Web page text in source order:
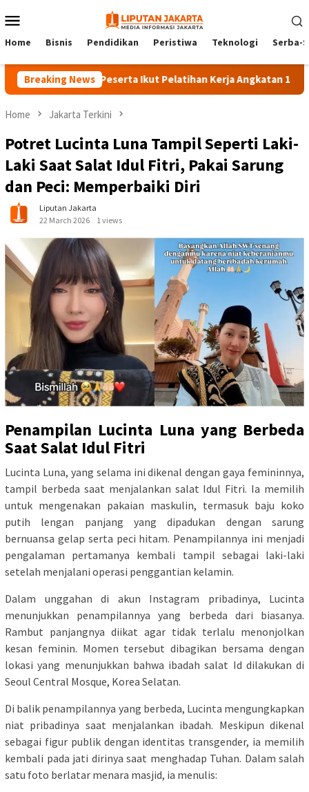
to
Menu
Home Bisnis Pendidikan Peristiwa Teknologi Serba-
Breaking News
140 Peserta Ikut Pelatihan Kerja Angkatan 1 di PPKD
Home Jakarta Terkini
Potret Lucinta Luna Tampil Seperti Laki-
Laki Saat Salat Idul Fitri, Pakai Sarung
dan Peci: Memperbaiki Diri
Liputan Jakarta
22 March 2026
1 views
Penampilan Lucinta Luna yang Berbeda
Saat Salat Idul Fitri
Lucinta Luna, yang selama ini dikenal dengan gaya femininnya,
tampil berbeda saat menjalankan salat Idul Fitri. Ia memilih
untuk mengenakan pakaian maskulin, termasuk baju koko
putih lengan panjang yang dipadukan dengan sarung
bernuansa gelap serta peci hitam. Penampilannya ini menjadi
pengalaman pertamanya kembali tampil sebagai laki-laki
setelah menjalani operasi penggantian kelamin.
Dalam unggahan di akun Instagram pribadinya, Lucinta
menunjukkan penampilannya yang berbeda dari biasanya.
Rambut panjangnya diikat agar tidak terlalu menonjolkan
kesan feminin. Momen tersebut dibagikan bersama dengan
lokasi yang menunjukkan bahwa ibadah salat Id dilakukan di
Seoul Central Mosque, Korea Selatan.
Di balik penampilannya yang berbeda, Lucinta mengungkapkan
niat pribadinya saat menjalankan ibadah. Meskipun dikenal
sebagai figur publik dengan identitas transgender, ia memilih
kembali pada jati dirinya saat menghadap Tuhan. Dalam salah
satu foto berlatar menara masjid, ia menulis: